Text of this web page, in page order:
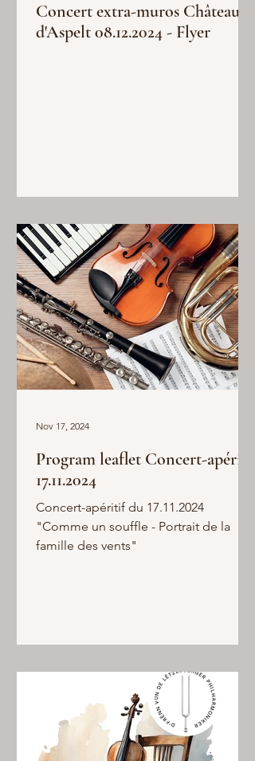
Concert extra-muros Château
d'Aspelt 08.12.2024 - Flyer
Program leaflet Concert-apéritif
17.11.2024
Concert-apéritif du 17.11.2024
"Comme un souffle - Portrait de la
famille des vents"
Nov 17, 2024